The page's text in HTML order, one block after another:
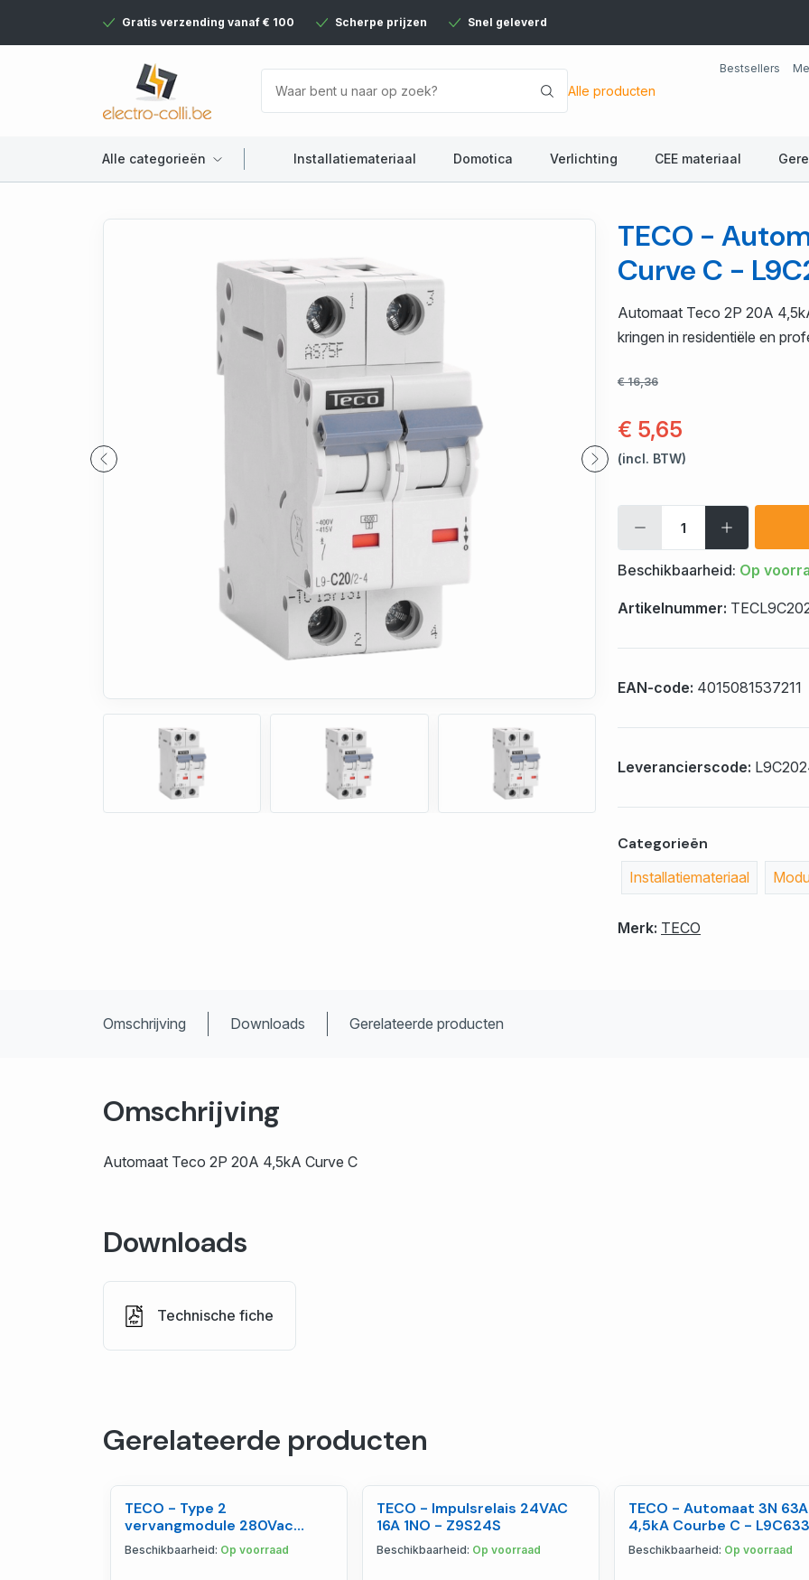
Gratis verzending vanaf € 100 Scherpe prijzen Snel geleverd
Alle producten
Bestsellers
Alle categorieën Installatiemateriaal Domotica Verlichting CEE materiaal
TECO -
Curve C -
Automaat Teco 2P 20A
kringen in residentiële en
€ 16,36
€ 5,65
(incl. BTW)
Beschikbaarheid: Op
Artikelnummer:
EAN-code: 4015081537211
Leverancierscode:
Categorieën
Installatiemateriaal
Merk: TECO
Omschrijving Downloads Gerelateerde producten
Omschrijving
Automaat Teco 2P 20A 4,5kA Curve C
Downloads
Technische fiche
Gerelateerde producten
TECO - Type 2
vervangmodule 280Vac
20kA - SPCT2280
Beschikbaarheid: Op voorraad
TECO - Impulsrelais 24VAC
16A 1NO - Z9S24S
Beschikbaarheid: Op voorraad
TECO - Automaat 3N 63A
4,5kA Courbe C -
Beschikbaarheid: Op voorraad